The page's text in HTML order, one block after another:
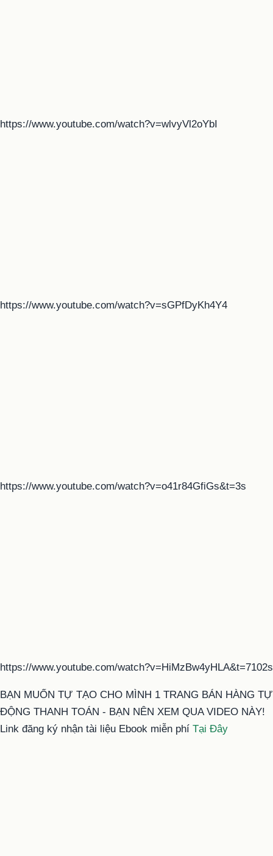
https://www.youtube.com/watch?v=wlvyVl2oYbI
https://www.youtube.com/watch?v=sGPfDyKh4Y4
https://www.youtube.com/watch?v=o41r84GfiGs&t=3s
https://www.youtube.com/watch?v=HiMzBw4yHLA&t=7102s
BẠN MUỐN TỰ TẠO CHO MÌNH 1 TRANG BÁN HÀNG TỰ
ĐỘNG THANH TOÁN - BẠN NÊN XEM QUA VIDEO NÀY!
Link đăng ký nhận tài liệu Ebook miễn phí Tại Đây